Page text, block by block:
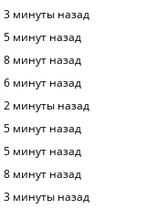
3 минуты назад
5 минут назад
8 минут назад
6 минут назад
2 минуты назад
5 минут назад
5 минут назад
8 минут назад
3 минуты назад